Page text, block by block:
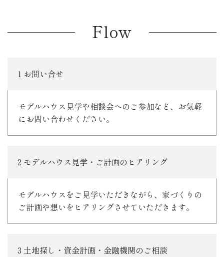
Flow
1 お問い合せ
モデルハウス見学や相談会へのご参加など、お気軽
にお問い合わせください。
2 モデルハウス見学・ご計画のヒアリング
モデルハウスをご見学いただきながら、家づくりの
ご計画や想いをヒアリングさせていただきます。
3 土地探し・資金計画・金融機関のご相談